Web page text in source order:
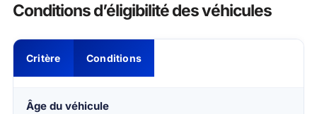
Conditions d’éligibilité des véhicules
Critère Conditions
Âge du véhicule